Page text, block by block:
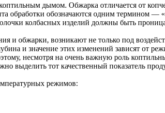
дымом. Обжарка отличается от
обработки обозначаются одним термином —
колбасных изделий должны быть
и обжарки, возникают не только под
и значение этих изменений зависят от
несмотря на очень важную роль
выделить тот качественный показатель
режимов: